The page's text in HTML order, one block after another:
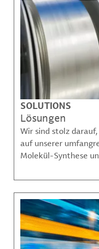
SOLUTIONS
Lösungen
Wir sind stolz
auf unserer
Molekül-Synthese
komplexe